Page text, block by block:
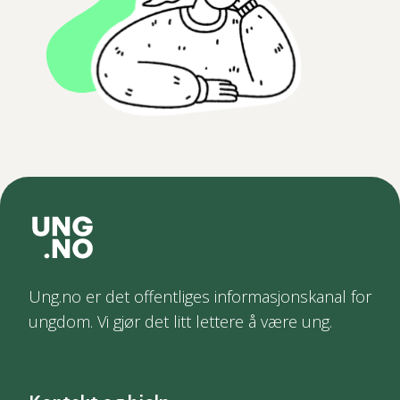
Ung.no er det offentliges informasjonskanal for
ungdom. Vi gjør det litt lettere å være ung.